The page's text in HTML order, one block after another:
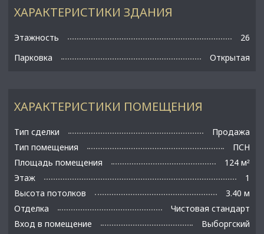
ХАРАКТЕРИСТИКИ ПОМЕЩЕНИЯ
Тип сделки
Продажа
Тип помещения
ПСН
Площадь помещения
124 м²
Этаж
1
Высота потолков
3.40 м
Отделка
Чистовая стандарт
Вход в помещение
Выборгский
ХАРАКТЕРИСТИКИ ЗДАНИЯ
Этажность
26
Парковка
Открытая